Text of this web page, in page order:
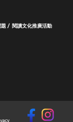
閱讀文化推廣活動